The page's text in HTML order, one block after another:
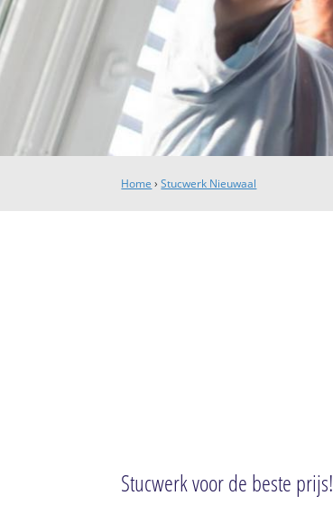
Home ›Stucwerk Nieuwaal
Stucwerk voor de beste prijs!